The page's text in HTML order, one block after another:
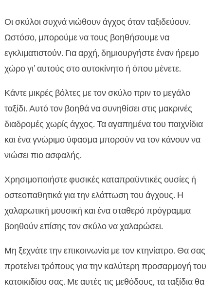
Οι σκύλοι συχνά νιώθουν άγχος όταν ταξιδεύουν.
Ωστόσο, μπορούμε να τους βοηθήσουμε να
εγκλιματιστούν. Για αρχή, δημιουργήστε έναν ήρεμο
χώρο γι’ αυτούς στο αυτοκίνητο ή όπου μένετε.
Κάντε μικρές βόλτες με τον σκύλο πριν το μεγάλο
ταξίδι. Αυτό τον βοηθά να συνηθίσει στις μακρινές
διαδρομές χωρίς άγχος. Τα αγαπημένα του παιχνίδια
και ένα γνώριμο ύφασμα μπορούν να τον κάνουν να
νιώσει πιο ασφαλής.
Χρησιμοποιήστε φυσικές καταπραϋντικές ουσίες ή
οστεοπαθητικά για την ελάττωση του άγχους. Η
χαλαρωτική μουσική και ένα σταθερό πρόγραμμα
βοηθούν επίσης τον σκύλο να χαλαρώσει.
Μη ξεχνάτε την επικοινωνία με τον κτηνίατρο. Θα σας
προτείνει τρόπους για την καλύτερη προσαρμογή του
κατοικιδίου σας. Με αυτές τις μεθόδους, τα ταξίδια θα